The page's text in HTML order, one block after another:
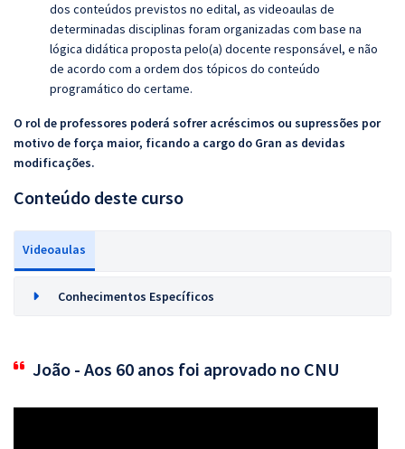
dos conteúdos previstos no edital, as videoaulas de
determinadas disciplinas foram organizadas com base na
lógica didática proposta pelo(a) docente responsável, e não
de acordo com a ordem dos tópicos do conteúdo
programático do certame.
O rol de professores poderá sofrer acréscimos ou supressões por
motivo de força maior, ficando a cargo do Gran as devidas
modificações.
Conteúdo deste curso
Videoaulas
Conhecimentos Específicos
João - Aos 60 anos foi aprovado no CNU